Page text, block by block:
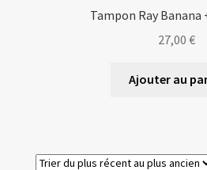
Tampon Ray Banana
27,00€
Ajouter au